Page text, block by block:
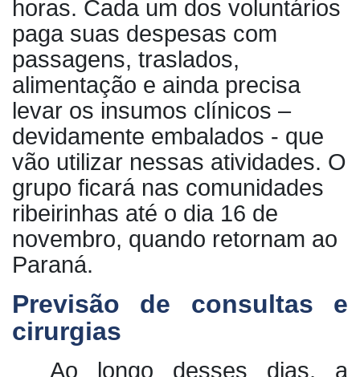
horas. Cada um dos voluntários
paga suas despesas com
passagens, traslados,
alimentação e ainda precisa
levar os insumos clínicos –
devidamente embalados - que
vão utilizar nessas atividades. O
grupo ficará nas comunidades
ribeirinhas até o dia 16 de
novembro, quando retornam ao
Paraná.
Previsão de consultas e
cirurgias
Ao longo desses dias, a